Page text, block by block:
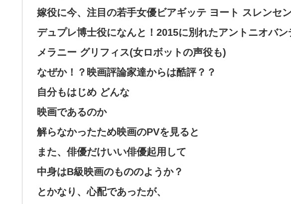
嫁役に今、注目の若手女優ビアギッテ ヨート スレンセン
デュプレ博士役になんと！2015に別れたアントニオバン
メラニー グリフィス(女ロボットの声役も)
なぜか！？映画評論家達からは酷評？？
自分もはじめ どんな
映画であるのか
解らなかったため映画のPVを見ると
また、俳優だけいい俳優起用して
中身はB級映画のもののようか？
とかなり、心配であったが、